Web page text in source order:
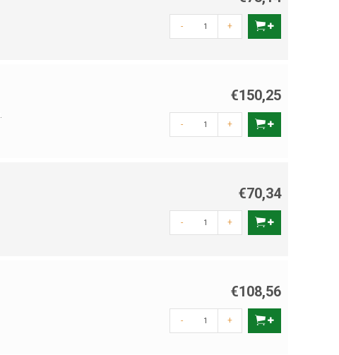
- +
€150,25
- +
€70,34
- +
€108,56
- +